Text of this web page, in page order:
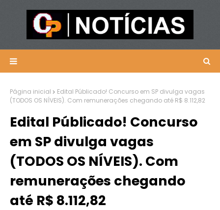
Página inicial
Edital Públicado! Concurso em SP divulga vagas
(TODOS OS NÍVEIS). Com remunerações chegando até R$ 8.112,82
Edital Públicado! Concurso
em SP divulga vagas
(TODOS OS NÍVEIS). Com
remunerações chegando
até R$ 8.112,82